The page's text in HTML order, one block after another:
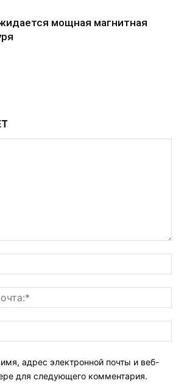
мощная магнитная
адрес электронной почты и веб-
для следующего комментария.